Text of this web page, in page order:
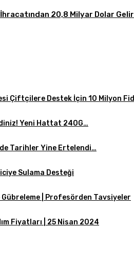
İhracatından 20,8 Milyar Dolar
Çiftçilere Destek İçin 10 Milyon
Yeni Hattat 240G…
Tarihler Yine Ertelendi…
Sulama Desteği
| Profesörden Tavsiyeler
Fiyatları | 25 Nisan 2024